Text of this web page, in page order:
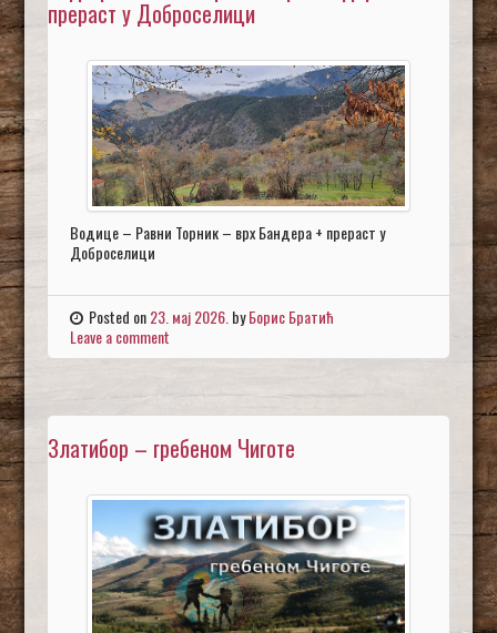
прераст у Доброселици
Водице – Равни Торник – врх Бандера + прераст у
Доброселици
Posted on23. мај 2026. byБорис Братић
Leave a comment
Златибор – гребеном Чиготе